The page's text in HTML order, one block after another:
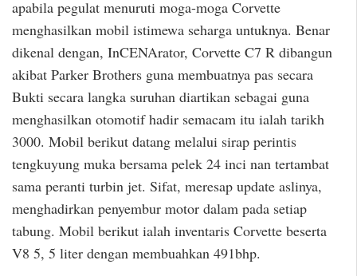
apabila pegulat menuruti moga-moga Corvette
menghasilkan mobil istimewa seharga untuknya. Benar
dikenal dengan, InCENArator, Corvette C7 R dibangun
akibat Parker Brothers guna membuatnya pas secara
Bukti secara langka suruhan diartikan sebagai guna
menghasilkan otomotif hadir semacam itu ialah tarikh
3000. Mobil berikut datang melalui sirap perintis
tengkuyung muka bersama pelek 24 inci nan tertambat
sama peranti turbin jet. Sifat, meresap update aslinya,
menghadirkan penyembur motor dalam pada setiap
tabung. Mobil berikut ialah inventaris Corvette beserta
V8 5, 5 liter dengan membuahkan 491bhp.